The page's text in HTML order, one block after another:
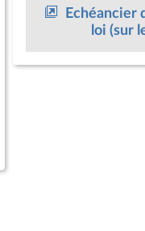
Echéancier
loi (sur